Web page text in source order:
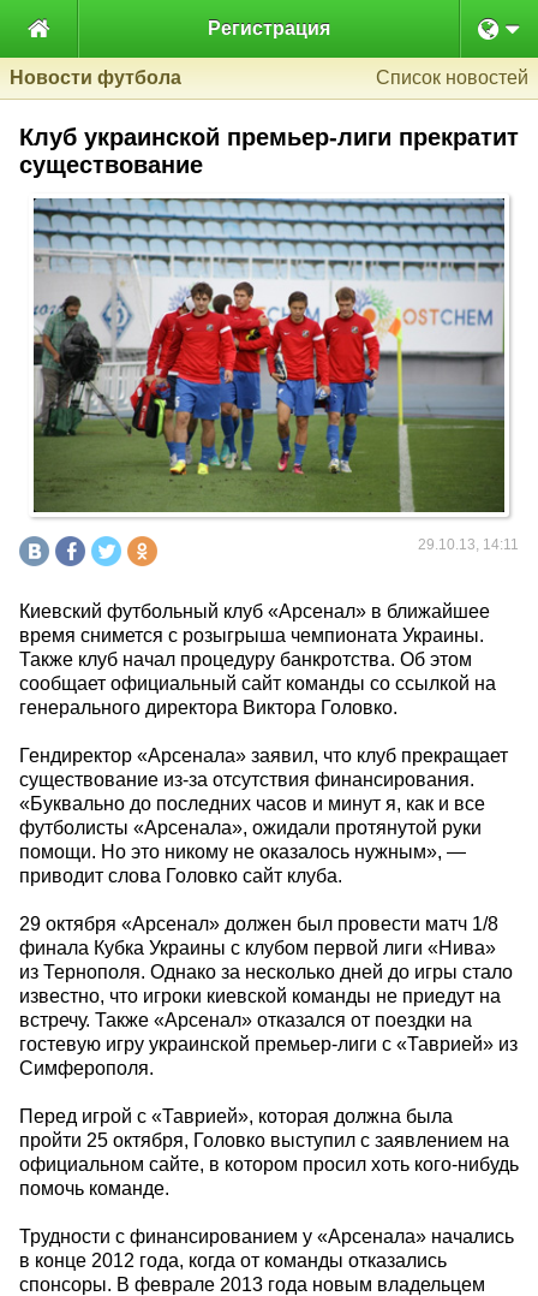
 Регистрация
Новости футбола Список новостей
Клуб украинской премьер-лиги прекратит
существование
29.10.13, 14:11
Киевский футбольный клуб «Арсенал» в ближайшее
время снимется с розыгрыша чемпионата Украины.
Также клуб начал процедуру банкротства. Об этом
сообщает официальный сайт команды со ссылкой на
генерального директора Виктора Головко.
Гендиректор «Арсенала» заявил, что клуб прекращает
существование из-за отсутствия финансирования.
«Буквально до последних часов и минут я, как и все
футболисты «Арсенала», ожидали протянутой руки
помощи. Но это никому не оказалось нужным», —
приводит слова Головко сайт клуба.
29 октября «Арсенал» должен был провести матч 1/8
финала Кубка Украины с клубом первой лиги «Нива»
из Тернополя. Однако за несколько дней до игры стало
известно, что игроки киевской команды не приедут на
встречу. Также «Арсенал» отказался от поездки на
гостевую игру украинской премьер-лиги с «Таврией» из
Симферополя.
Перед игрой с «Таврией», которая должна была
пройти 25 октября, Головко выступил с заявлением на
официальном сайте, в котором просил хоть кого-нибудь
помочь команде.
Трудности с финансированием у «Арсенала» начались
в конце 2012 года, когда от команды отказались
спонсоры. В феврале 2013 года новым владельцем